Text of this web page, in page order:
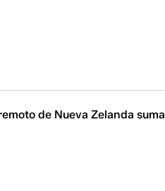
de Nueva Zelanda suma